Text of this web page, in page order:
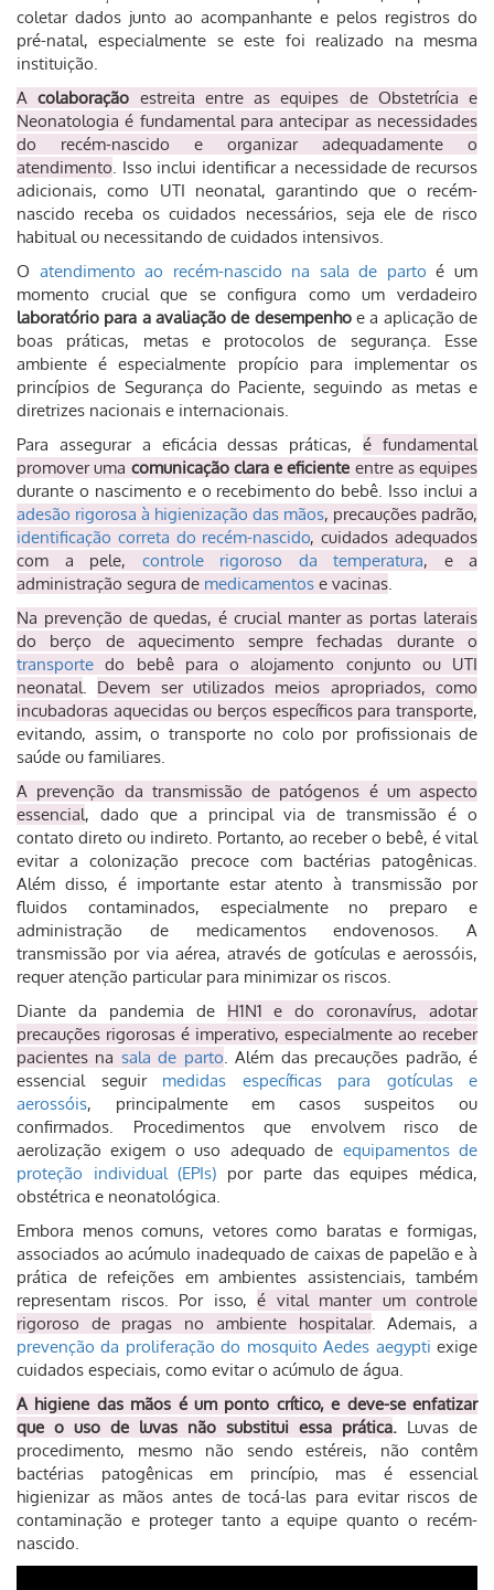
coletar dados junto ao acompanhante e pelos registros do
pré-natal, especialmente se este foi realizado na mesma
instituição.
Acolaboração estreita entre as equipes de Obstetrícia e
Neonatologia é fundamental para antecipar as necessidades
do recém-nascido e organizar adequadamente o
atendimento. Isso inclui identificar a necessidade de recursos
adicionais, como UTI neonatal, garantindo que o recém-
nascido receba os cuidados necessários, seja ele de risco
habitual ou necessitando de cuidados intensivos.
O atendimento ao recém-nascido na sala de parto é um
momento crucial que se configura como um verdadeiro
laboratório para a avaliação de desempenhoe a aplicação de
boas práticas, metas e protocolos de segurança. Esse
ambiente é especialmente propício para implementar os
princípios de Segurança do Paciente, seguindo as metas e
diretrizes nacionais e internacionais.
Para assegurar a eficácia dessas práticas,é fundamental
promover uma comunicação clara e eficiente entre as equipes
durante o nascimento e o recebimento do bebê. Isso inclui a
adesão rigorosa à higienização das mãos, precauções padrão,
identificação correta do recém-nascido, cuidados adequados
com a pele, controle rigoroso da temperatura, e a
administração segura de medicamentos e vacinas.
Na prevenção de quedas, é crucial manter as portas laterais
do berço de aquecimento sempre fechadas durante o
transporte do bebê para o alojamento conjunto ou UTI
neonatal. Devem ser utilizados meios apropriados, como
incubadoras aquecidas ou berços específicos para transporte,
evitando, assim, o transporte no colo por profissionais de
saúde ou familiares.
A prevenção da transmissão de patógenos é um aspecto
essencial, dado que a principal via de transmissão é o
contato direto ou indireto. Portanto, ao receber o bebê, é vital
evitar a colonização precoce com bactérias patogênicas.
Além disso, é importante estar atento à transmissão por
fluidos contaminados, especialmente no preparo e
administração de medicamentos endovenosos. A
transmissão por via aérea, através de gotículas e aerossóis,
requer atenção particular para minimizar os riscos.
Diante da pandemia de H1N1 e do coronavírus, adotar
precauções rigorosas é imperativo, especialmente ao receber
pacientes na sala de parto. Além das precauções padrão, é
essencial seguir medidas específicas para gotículas e
aerossóis, principalmente em casos suspeitos ou
confirmados. Procedimentos que envolvem risco de
aerolização exigem o uso adequado de equipamentos de
proteção individual (EPIs) por parte das equipes médica,
obstétrica e neonatológica.
Embora menos comuns, vetores como baratas e formigas,
associados ao acúmulo inadequado de caixas de papelão e à
prática de refeições em ambientes assistenciais, também
representam riscos. Por isso, é vital manter um controle
rigoroso de pragas no ambiente hospitalar. Ademais, a
prevenção da proliferação do mosquito Aedes aegypti exige
cuidados especiais, como evitar o acúmulo de água.
A higiene das mãos é um ponto crítico, e deve-se enfatizar
que o uso de luvas não substitui essa prática. Luvas de
procedimento, mesmo não sendo estéreis, não contêm
bactérias patogênicas em princípio, mas é essencial
higienizar as mãos antes de tocá-las para evitar riscos de
contaminação e proteger tanto a equipe quanto o recém-
nascido.